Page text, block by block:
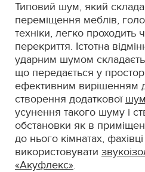
Типовий шум, який
переміщення меблів,
техніки, легко проходить
перекриття. Істотна
ударним шумом
що передається у
ефективним вирішенням
створення додаткової
усунення такого шуму і
обстановки як в
до нього кімнатах,
використовувати
«Акуфлекс».